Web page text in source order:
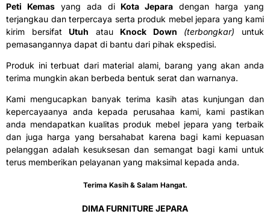
Peti Kemasyang ada di Kota Jepara dengan harga yang
terjangkau dan terpercaya serta produk mebel jepara yang kami
kirim bersifat Utuh atau Knock Down (terbongkar) untuk
pemasangannya dapat di bantu dari pihak ekspedisi.
Produk ini terbuat dari material alami, barang yang akan anda
terima mungkin akan berbeda bentuk serat dan warnanya.
Kami mengucapkan banyak terima kasih atas kunjungan dan
kepercayaanya anda kepada perusahaa kami, kami pastikan
anda mendapatkan kualitas produk mebel jepara yang terbaik
dan juga harga yang bersahabat karena bagi kami kepuasan
pelanggan adalah kesuksesan dan semangat bagi kami untuk
terus memberikan pelayanan yang maksimal kepada anda.
Terima Kasih & Salam Hangat.
DIMA FURNITURE JEPARA